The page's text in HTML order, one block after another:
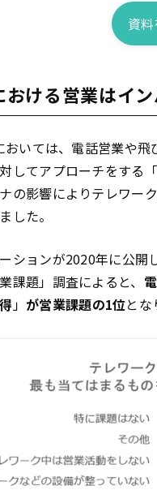
資
ける営業はイ
おいては、電話営業や
してアプローチをする
の影響によりテレワー
した。
ションが2020年に公開
課題」調査によると、
」 が営業課題の1位とな